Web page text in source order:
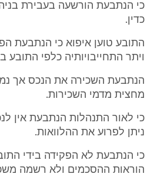
כי הנתבעת הורשעה בעבירת
כדין.
התובע טוען איפוא כי הנתבעת
ויתר התחייבויותיה כלפי התובע
הנתבעת השכירה את הנכס אך
מחצית מדמי השכירות.
כי לאור התנהלות הנתבעת אין
ניתן לפרוע את ההלוואות.
כי הנתבעת לא הפקידה בידי
הוראות ההסכמים ולא רשמה